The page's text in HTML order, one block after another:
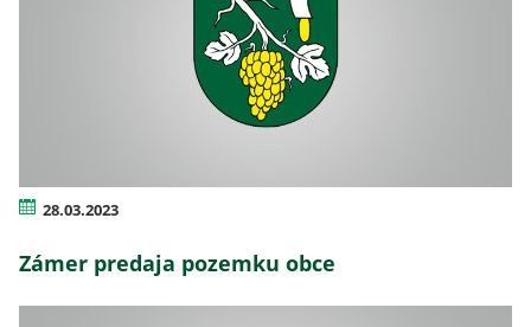
28.03.2023
Zámer predaja pozemku obce